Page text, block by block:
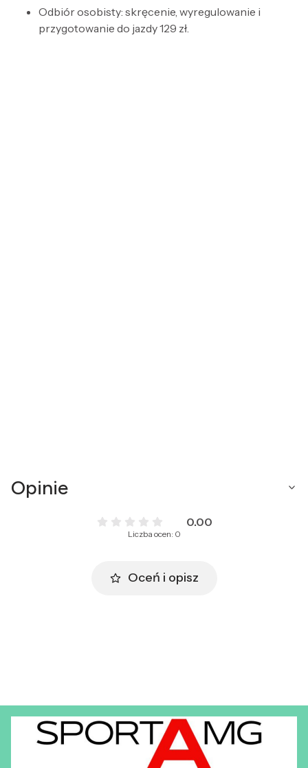
Odbiór osobisty: skręcenie, wyregulowanie i
przygotowanie do jazdy 129 zł.
Opinie
0.00
Liczba ocen: 0
Oceń i opisz